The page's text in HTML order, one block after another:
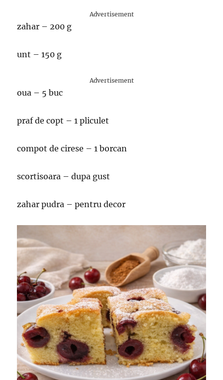
Advertisement
zahar – 200 g
unt – 150 g
Advertisement
oua – 5 buc
praf de copt – 1 pliculet
compot de cirese – 1 borcan
scortisoara – dupa gust
zahar pudra – pentru decor